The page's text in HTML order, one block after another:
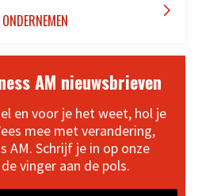

AM nieuwsbrieven
en voor je het weet, hol je
mee met verandering,
AM. Schrijf je in op onze
vinger aan de pols.